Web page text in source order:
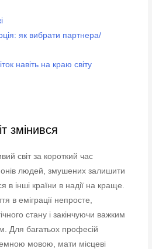
як вибрати партнера/
навіть на краю світу
змінився
світ за короткий час
людей, змушених залишити
в інші країни в надії на краще.
в еміграції непросте,
стану і закінчуючи важким
Для багатьох професій
мовою, мати місцеві